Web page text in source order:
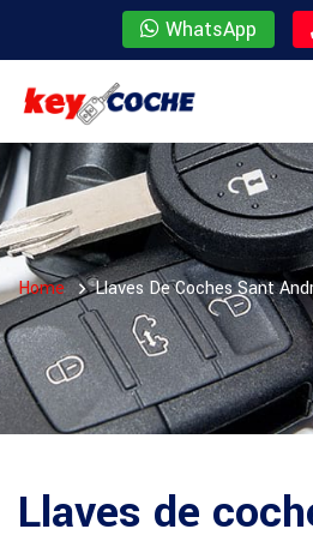
WhatsApp
Home Llaves De Coches Sant
Llaves de